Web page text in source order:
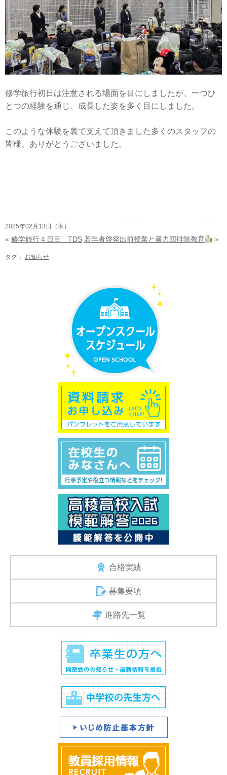
修学旅行初日は注意される場面を目にしましたが、一つひ
とつの経験を通じ、成長した姿を多く目にしました。
このような体験を裏で支えて頂きました多くのスタッフの
皆様、ありがとうございました。
2025年02月13日（木）
« 修学旅行４日目 TDS 若年者啓発出前授業と暴力団排除教育 »
タグ： お知らせ
合格実績
募集要項
進路先一覧